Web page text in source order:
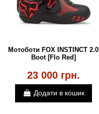
Мотоботи FOX INSTINCT 2.0
Boot [Flo Red]
23 000 грн.
Додати в кошик